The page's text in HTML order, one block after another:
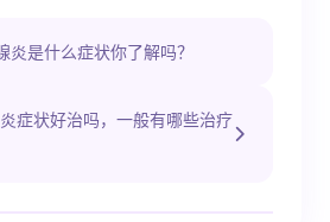
炎是什么症状你了解吗？
症状好治吗，一般有哪些治疗